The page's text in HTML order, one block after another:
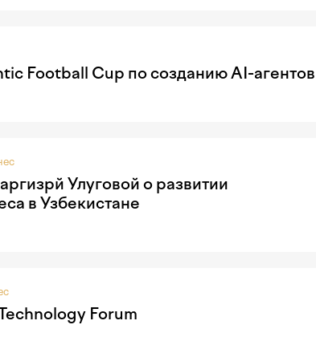
Football Cup по созданию AI-агентов
Улуговой о развитии
в Узбекистане
Forum